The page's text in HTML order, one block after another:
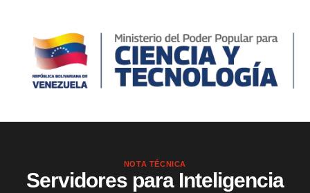
NOTA TÉCNICA
Servidores para Inteligencia